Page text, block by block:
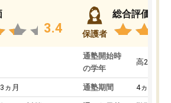
3.4
ヵ月
保護者
総合評価
通塾開始時
の学年
高2
通塾期間 4ヵ月～1